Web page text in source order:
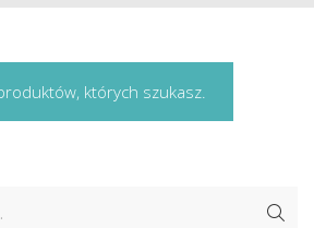
których szukasz.